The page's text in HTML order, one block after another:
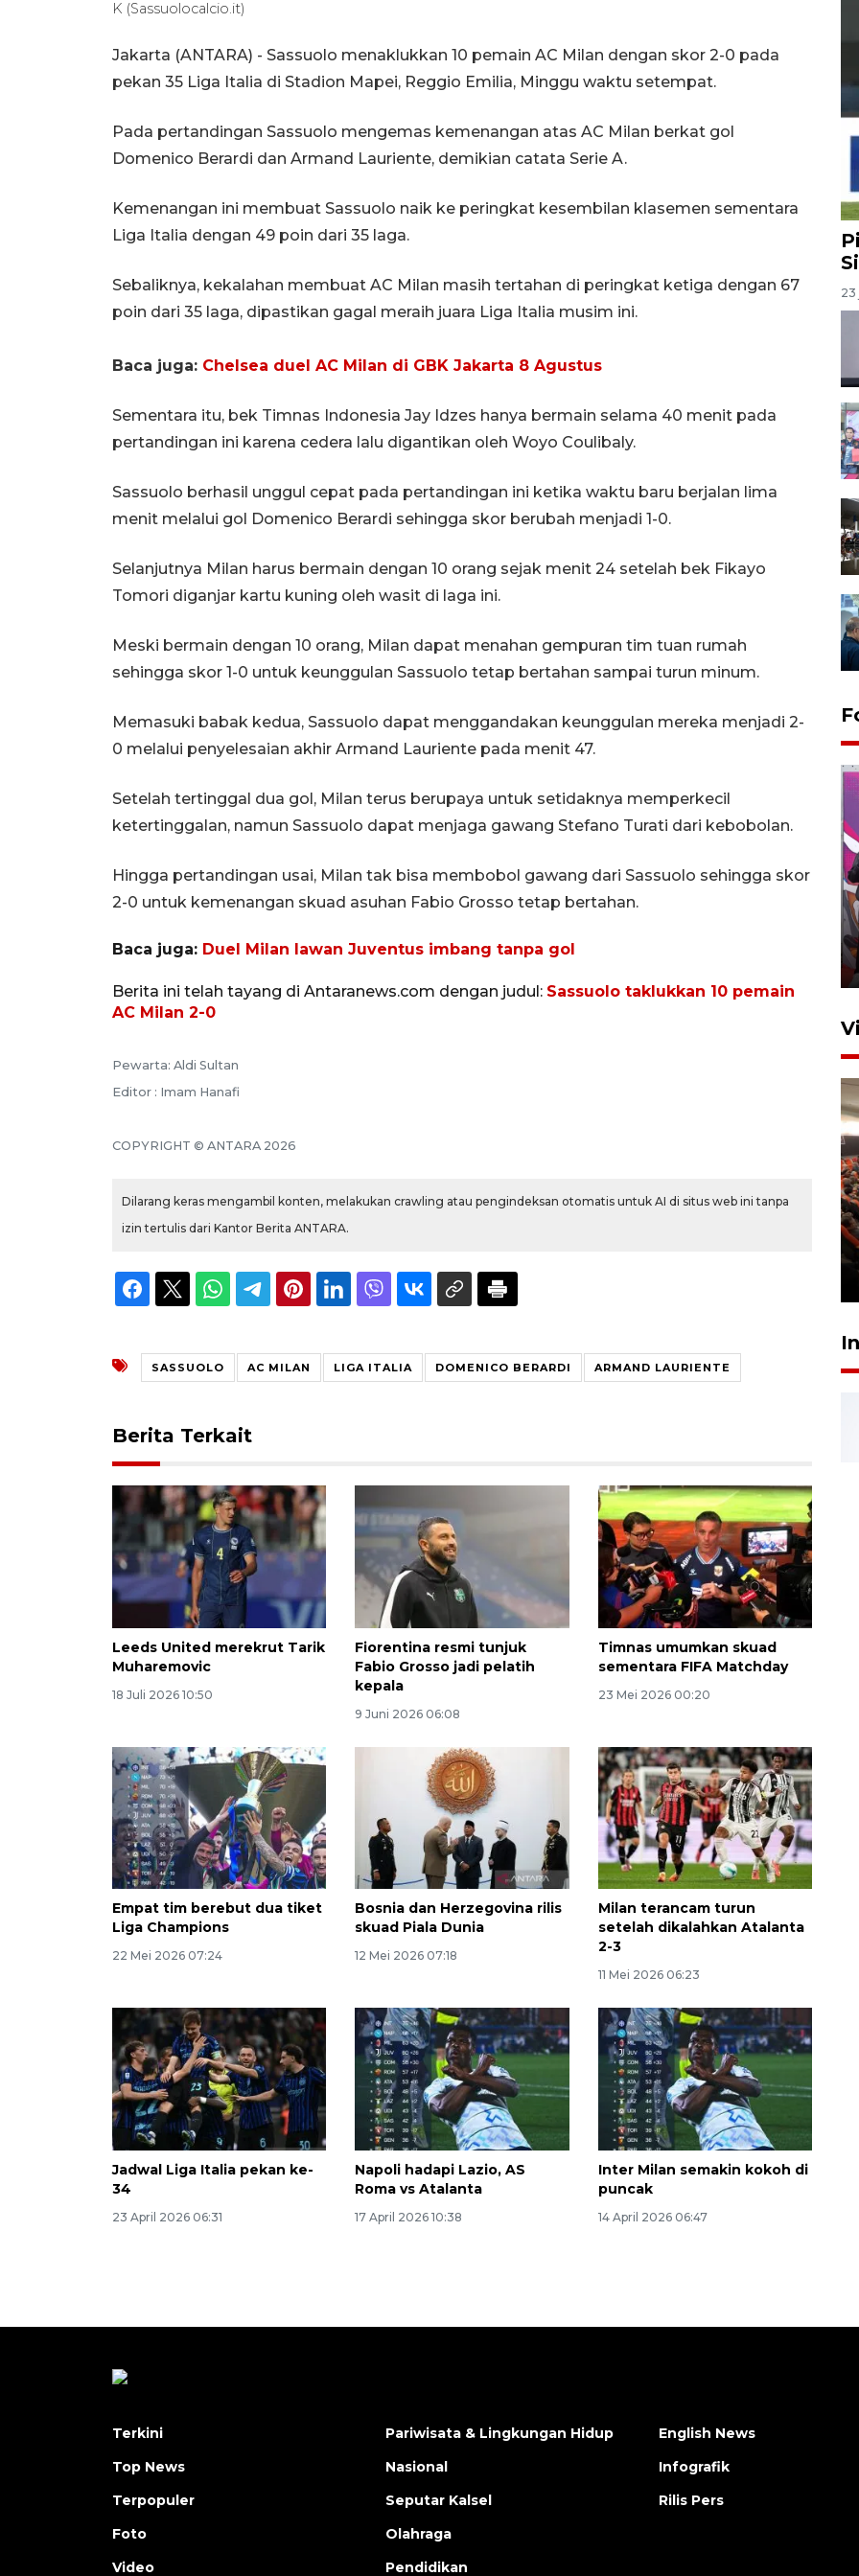
K (Sassuolocalcio.it)
Jakarta (ANTARA) - Sassuolo menaklukkan 10 pemain AC Milan dengan skor 2-0 pada
pekan 35 Liga Italia di Stadion Mapei, Reggio Emilia, Minggu waktu setempat.
Pada pertandingan Sassuolo mengemas kemenangan atas AC Milan berkat gol
Domenico Berardi dan Armand Lauriente, demikian catata Serie A.
Kemenangan ini membuat Sassuolo naik ke peringkat kesembilan klasemen sementara
Liga Italia dengan 49 poin dari 35 laga.
Sebaliknya, kekalahan membuat AC Milan masih tertahan di peringkat ketiga dengan 67
poin dari 35 laga, dipastikan gagal meraih juara Liga Italia musim ini.
Baca juga: Chelsea duel AC Milan di GBK Jakarta 8 Agustus
Sementara itu, bek Timnas Indonesia Jay Idzes hanya bermain selama 40 menit pada
pertandingan ini karena cedera lalu digantikan oleh Woyo Coulibaly.
Sassuolo berhasil unggul cepat pada pertandingan ini ketika waktu baru berjalan lima
menit melalui gol Domenico Berardi sehingga skor berubah menjadi 1-0.
Selanjutnya Milan harus bermain dengan 10 orang sejak menit 24 setelah bek Fikayo
Tomori diganjar kartu kuning oleh wasit di laga ini.
Meski bermain dengan 10 orang, Milan dapat menahan gempuran tim tuan rumah
sehingga skor 1-0 untuk keunggulan Sassuolo tetap bertahan sampai turun minum.
Memasuki babak kedua, Sassuolo dapat menggandakan keunggulan mereka menjadi 2-
0 melalui penyelesaian akhir Armand Lauriente pada menit 47.
Setelah tertinggal dua gol, Milan terus berupaya untuk setidaknya memperkecil
ketertinggalan, namun Sassuolo dapat menjaga gawang Stefano Turati dari kebobolan.
Hingga pertandingan usai, Milan tak bisa membobol gawang dari Sassuolo sehingga skor
2-0 untuk kemenangan skuad asuhan Fabio Grosso tetap bertahan.
Baca juga: Duel Milan lawan Juventus imbang tanpa gol
Berita ini telah tayang di Antaranews.com dengan judul: Sassuolo taklukkan 10 pemain
AC Milan 2-0
Pewarta: Aldi Sultan
Editor : Imam Hanafi
COPYRIGHT © ANTARA 2026
Dilarang keras mengambil konten, melakukan crawling atau pengindeksan otomatis untuk AI di situs web ini tanpa
izin tertulis dari Kantor Berita ANTARA.
SASSUOLO AC MILAN LIGA ITALIA DOMENICO BERARDI ARMAND LAURIENTE
Berita Terkait
Leeds United merekrut Tarik
Muharemovic
18 Juli 2026 10:50
Fiorentina resmi tunjuk
Fabio Grosso jadi pelatih
kepala
9 Juni 2026 06:08
Timnas umumkan skuad
sementara FIFA Matchday
23 Mei 2026 00:20
Empat tim berebut dua tiket
Liga Champions
22 Mei 2026 07:24
Bosnia dan Herzegovina rilis
skuad Piala Dunia
12 Mei 2026 07:18
Milan terancam turun
setelah dikalahkan Atalanta
2-3
11 Mei 2026 06:23
Jadwal Liga Italia pekan ke-
34
23 April 2026 06:31
Napoli hadapi Lazio, AS
Roma vs Atalanta
17 April 2026 10:38
Inter Milan semakin kokoh di
puncak
14 April 2026 06:47
23
Ketua DPRD Syahrial hadiri
pembukaan Turnamen Sepak
Bola Usia Dini
Anak Putus Sekolah Lewat
160 ribu sambungan baru
jaringan gas 2026
2026-08-07 18:00:00
Terkini
Top News
Terpopuler
Foto
Video
Pariwisata & Lingkungan Hidup
Nasional
Seputar Kalsel
Olahraga
Pendidikan
English News
Infografik
Rilis Pers